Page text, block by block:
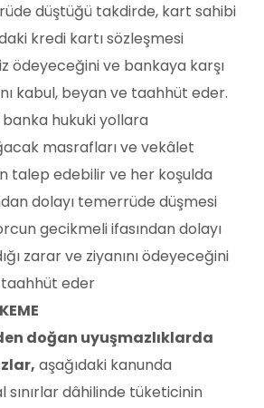
düştüğü takdirde, kart sahibi
kredi kartı sözleşmesi
ödeyeceğini ve bankaya karşı
kabul, beyan ve taahhüt eder.
banka hukuki yollara
masrafları ve vekâlet
talep edebilir ve her koşulda
dolayı temerrüde düşmesi
gecikmeli ifasından dolayı
zarar ve ziyanını ödeyeceğini
eder
doğan uyuşmazlıklarda
aşağıdaki kanunda
dâhilinde tüketicinin